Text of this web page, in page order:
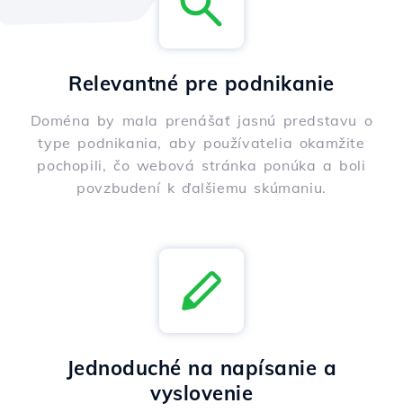
Relevantné pre podnikanie
Doména by mala prenášať jasnú predstavu o
type podnikania, aby používatelia okamžite
pochopili, čo webová stránka ponúka a boli
povzbudení k ďalšiemu skúmaniu.
Jednoduché na napísanie a
vyslovenie